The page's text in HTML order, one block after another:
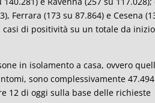
Ferrara (173 su 87.864) e Cesena
casi di positività su un totale da inizio
in isolamento a casa, ovvero
sono complessivamente 47.494
12 di oggi sulla base delle richieste